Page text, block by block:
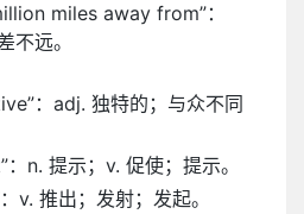
miles away from”：
不远。
：adj. 独特的；与众不同
n. 提示；v. 促使；提示。
v. 推出；发射；发起。